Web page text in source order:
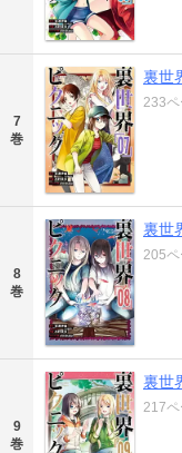
7
巻
裏世
233ペ
8
巻
裏世
205ペ
9
巻
裏世
217ペ